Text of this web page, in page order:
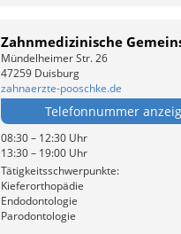
Zahnmedizinische
Mündelheimer Str. 26
47259 Duisburg
zahnaerzte-pooschke.de
Telefonnummer
08:30 – 12:30 Uhr
13:30 – 19:00 Uhr
Tätigkeitsschwerpunkte:
Kieferorthopädie
Endodontologie
Parodontologie